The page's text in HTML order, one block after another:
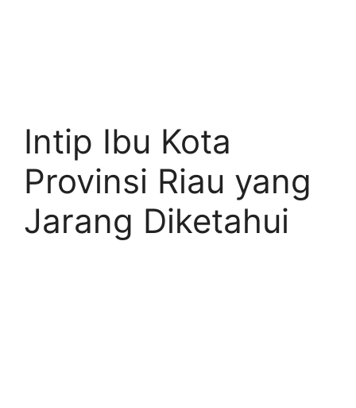
Intip Ibu Kota
Provinsi Riau yang
Jarang Diketahui